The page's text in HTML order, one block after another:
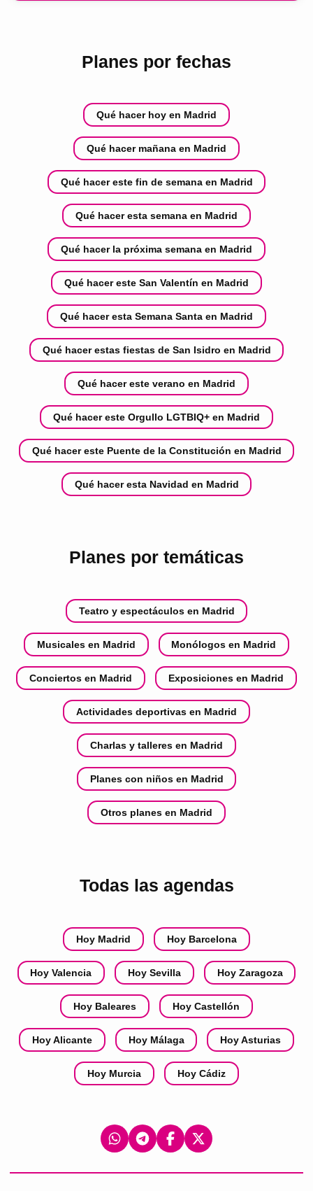
Planes por fechas
Qué hacer hoy en Madrid
Qué hacer mañana en Madrid
Qué hacer este fin de semana en Madrid
Qué hacer esta semana en Madrid
Qué hacer la próxima semana en Madrid
Qué hacer este San Valentín en Madrid
Qué hacer esta Semana Santa en Madrid
Qué hacer estas fiestas de San Isidro en Madrid
Qué hacer este verano en Madrid
Qué hacer este Orgullo LGTBIQ+ en Madrid
Qué hacer este Puente de la Constitución en Madrid
Qué hacer esta Navidad en Madrid
Planes por temáticas
Teatro y espectáculos en Madrid
Musicales en Madrid Monólogos en Madrid
Conciertos en Madrid Exposiciones en Madrid
Actividades deportivas en Madrid
Charlas y talleres en Madrid
Planes con niños en Madrid
Otros planes en Madrid
Todas las agendas
Hoy Madrid Hoy Barcelona
Hoy Valencia Hoy Sevilla Hoy Zaragoza
Hoy Baleares Hoy Castellón
Hoy Alicante Hoy Málaga Hoy Asturias
Hoy Murcia Hoy Cádiz